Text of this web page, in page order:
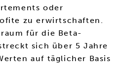
oder
zu erwirtschaften.
für die Beta-
sich über 5 Jahre
auf täglicher Basis